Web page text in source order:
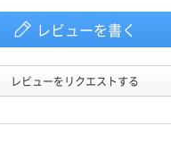
レビューを書く
レビューをリクエストする